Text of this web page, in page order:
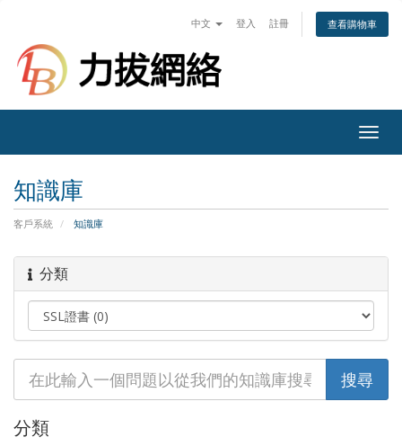
中文 登入 註冊 查看購物車
知識庫
客戶系統 知識庫
分類
分類